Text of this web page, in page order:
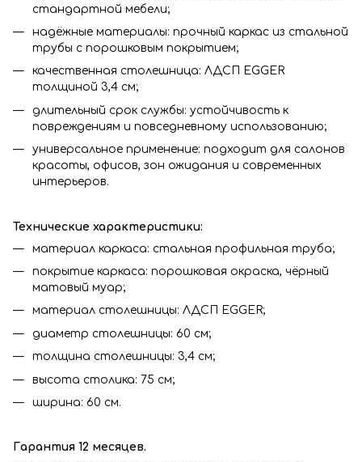
стандартной мебели;
надёжные материалы: прочный каркас из стальной
трубы с порошковым покрытием;
качественная столешница: ЛДСП EGGER
толщиной 3,4 см;
длительный срок службы: устойчивость к
повреждениям и повседневному использованию;
универсальное применение: подходит для салонов
красоты, офисов, зон ожидания и современных
интерьеров.
Технические характеристики:
материал каркаса: стальная профильная труба;
покрытие каркаса: порошковая окраска, чёрный
матовый муар;
материал столешницы: ЛДСП EGGER;
диаметр столешницы: 60 см;
толщина столешницы: 3,4 см;
высота столика: 75 см;
ширина: 60 см.
Гарантия 12 месяцев.